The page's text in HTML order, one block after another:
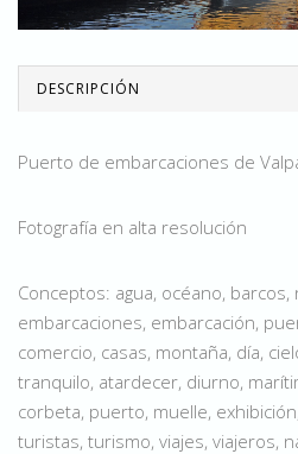
DESCRIPCIÓN
Puerto de embarcaciones de
Fotografía en alta resolución
Conceptos: agua, océano, barcos,
embarcaciones, embarcación,
comercio, casas, montaña, día,
tranquilo, atardecer, diurno,
corbeta, puerto, muelle,
turistas, turismo, viajes, viajeros,